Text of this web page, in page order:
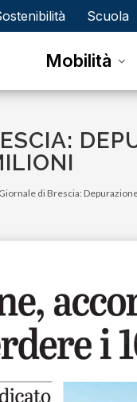
Scuola
Mobilità
Giornale di Brescia:
ha raggiunto